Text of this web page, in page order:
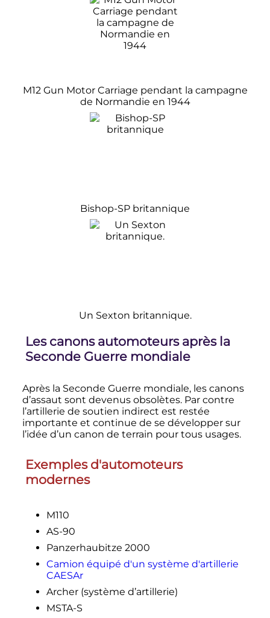
M12 Gun Motor Carriage pendant la campagne
de Normandie en 1944
Bishop-SP britannique
Un Sexton britannique.
Les canons automoteurs après la
Seconde Guerre mondiale
Après la Seconde Guerre mondiale, les canons
d’assaut sont devenus obsolètes. Par contre
l’artillerie de soutien indirect est restée
importante et continue de se développer sur
l’idée d’un canon de terrain pour tous usages.
Exemples d'automoteurs
modernes
M110
AS-90
Panzerhaubitze 2000
Camion équipé d'un système d'artillerie
CAESAr
Archer (système d’artillerie)
MSTA-S